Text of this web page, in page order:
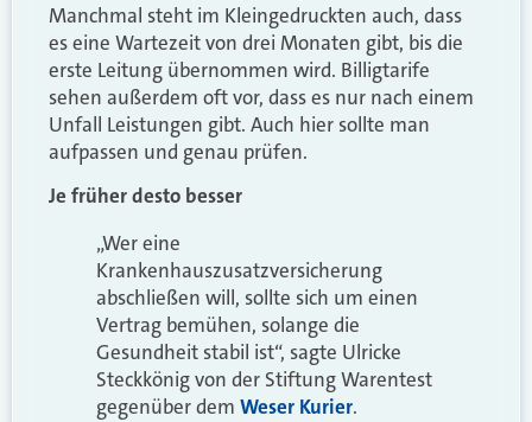
Manchmal steht im Kleingedruckten auch, dass
es eine Wartezeit von drei Monaten gibt, bis die
erste Leitung übernommen wird. Billigtarife
sehen außerdem oft vor, dass es nur nach einem
Unfall Leistungen gibt. Auch hier sollte man
aufpassen und genau prüfen.
Je früher desto besser
„Wer eine
Krankenhauszusatzversicherung
abschließen will, sollte sich um einen
Vertrag bemühen, solange die
Gesundheit stabil ist“, sagte Ulricke
Steckkönig von der Stiftung Warentest
gegenüber dem Weser Kurier.